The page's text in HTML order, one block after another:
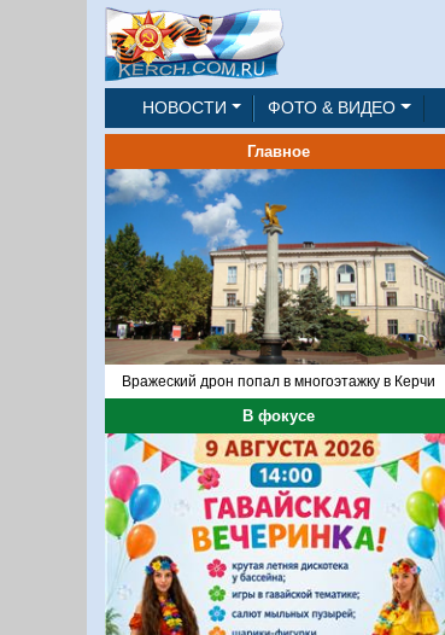
НОВОСТИ ФОТО & ВИДЕО
Главное
Вражеский дрон попал в многоэтажку в Керчи
В фокусе